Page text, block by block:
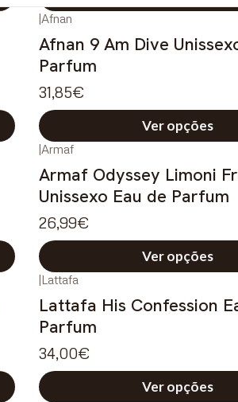
|Afnan
Afnan 9 Am Dive
Parfum
31,85€
Ver opções
|Armaf
Armaf Odyssey Limoni
Unissexo Eau de Parfum
26,99€
Ver opções
|Lattafa
Lattafa His Confession
Parfum
34,00€
Ver opções